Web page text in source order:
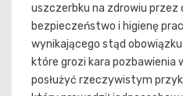
uszczerbku na zdrowiu przez
bezpieczeństwo i higienę
wynikającego stąd
które grozi kara pozbawienia
posłużyć rzeczywistym